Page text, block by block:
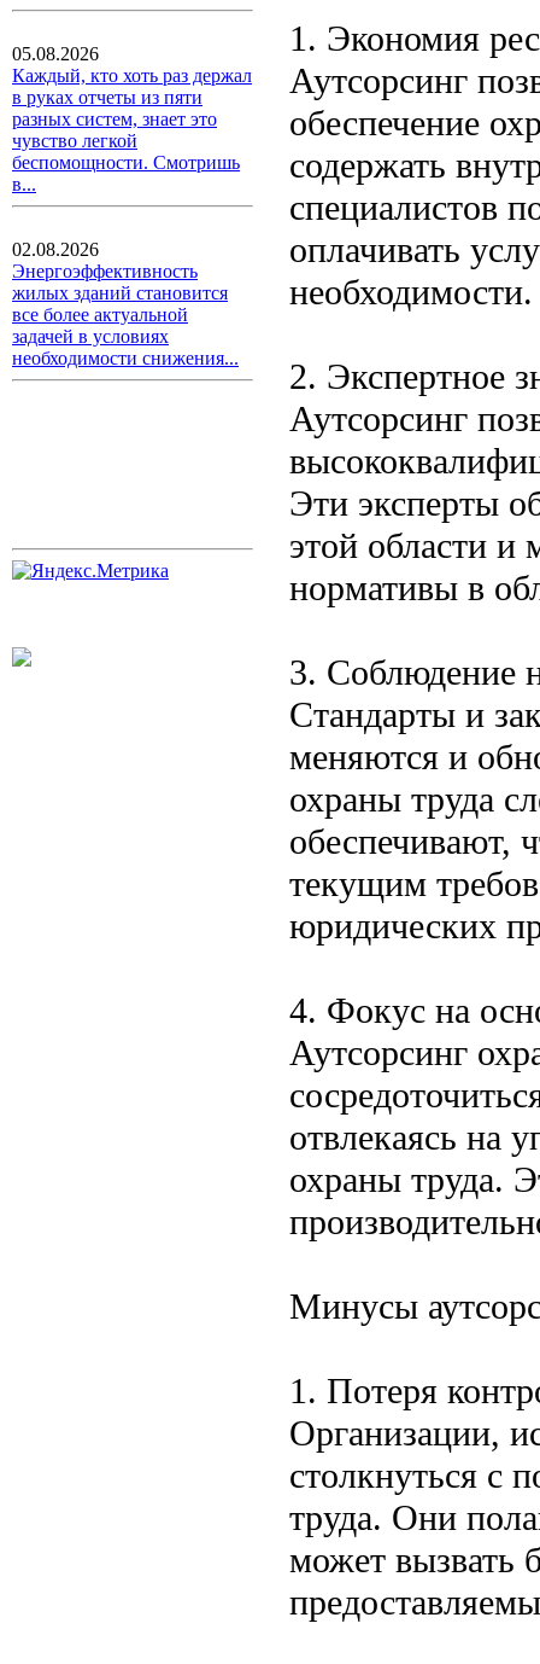
05.08.2026
Каждый, кто хоть раз держал
в руках отчеты из пяти
разных систем, знает это
чувство легкой
беспомощности. Смотришь
в...
02.08.2026
Энергоэффективность
жилых зданий становится
все более актуальной
задачей в условиях
необходимости снижения...
1. Экономия
Аутсорсинг
обеспечение
содержать
специалистов
оплачивать
необходимости.
2. Экспертное
Аутсорсинг
Эти эксперты
этой области и
нормативы в
3. Соблюдение
Стандарты и
меняются и
охраны труда
обеспечивают,
текущим
юридических
4. Фокус на
Аутсорсинг
отвлекаясь на
охраны труда.
Минусы
1. Потеря
Организации,
столкнуться с
труда. Они
может вызвать